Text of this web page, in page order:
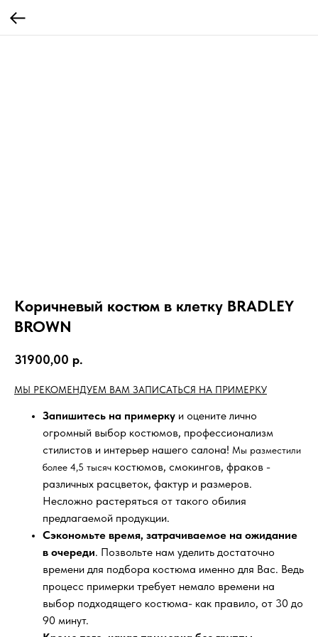
Коричневый костюм в клетку BRADLEY
BROWN
31900,00 р.
МЫ РЕКОМЕНДУЕМ ВАМ ЗАПИСАТЬСЯ НА ПРИМЕРКУ
Запишитесь на примерку и оцените лично
огромный выбор костюмов, профессионализм
стилистов и интерьер нашего салона! Мы разместили
более 4,5 тысяч костюмов, смокингов, фраков -
различных расцветок, фактур и размеров.
Несложно растеряться от такого обилия
предлагаемой продукции.
Сэкономьте время, затрачиваемое на ожидание
в очереди. Позвольте нам уделить достаточно
времени для подбора костюма именно для Вас. Ведь
процесс примерки требует немало времени на
выбор подходящего костюма- как правило, от 30 до
90 минут.